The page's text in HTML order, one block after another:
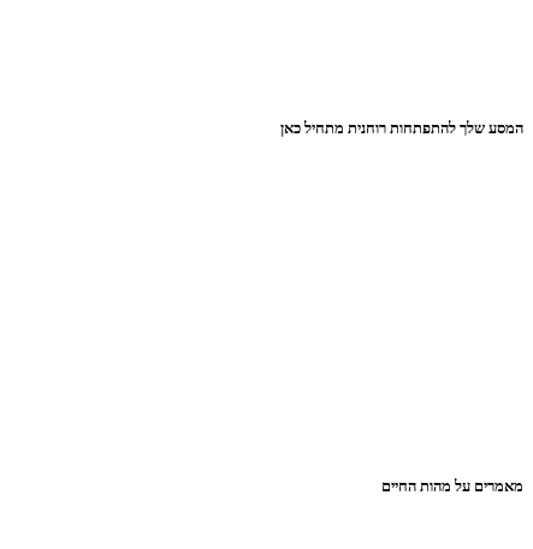
המסע שלך להתפתחות רוחנית מתחיל כאן
מאמרים על מהות החיים